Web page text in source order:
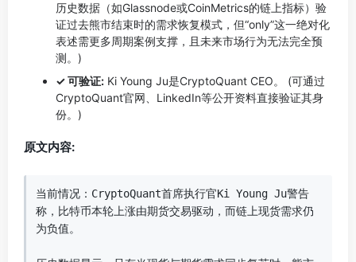
历史数据（如Glassnode或CoinMetrics的链上指标）验
证过去熊市结束时的需求恢复模式，但“only”这一绝对化
表述需更多周期案例支撑，且未来市场行为无法完全预
测。)
✓ 可验证: Ki Young Ju是CryptoQuant CEO。 (可通过
CryptoQuant官网、LinkedIn等公开资料直接验证其身
份。)
原文内容:
当前情况：CryptoQuant首席执行官Ki Young Ju警告
称，比特币本轮上涨由期货交易驱动，而链上现货需求仍
为负值。